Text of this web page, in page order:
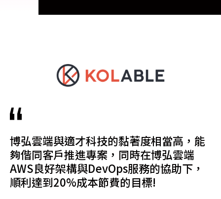
博弘雲端與適才科技的黏著度相當高，能
夠偕同客戶推進專案，同時在博弘雲端
AWS良好架構與DevOps服務的協助下，
順利達到20%成本節費的目標!